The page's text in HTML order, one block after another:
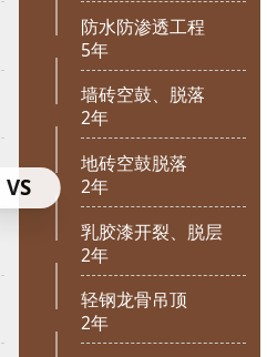
VS
防水防渗透工程
5年
墙砖空鼓、脱落
2年
地砖空鼓脱落
2年
乳胶漆开裂、脱层
2年
轻钢龙骨吊顶
2年